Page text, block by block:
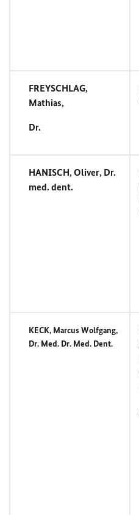
FREYSCHLAG,
Mathias,
Dr.
HANISCH, Oliver, Dr.
med. dent.
KECK, Marcus Wolfgang,
Dr. Med. Dr. Med. Dent.